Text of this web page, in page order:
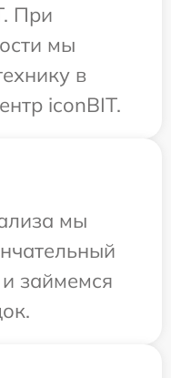
При
мы
в
iconBIT.
мы
займемся